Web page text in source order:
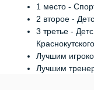
1 место -
2 второе -
3 третье -
Краснокутского.
Лучшим
Лучшим